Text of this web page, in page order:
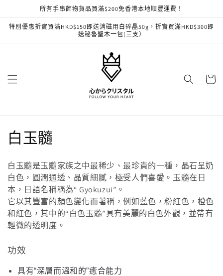
所有手串飾物貨品買滿$200免香港本地順豐運費！
特別優惠折實買滿HKD$150即送消磁用白碎晶50g，折實買滿HKD$300即
送秘魯聖木一包(三支）
物
商
品
系
列
:
白玉髓
白玉髓是玉髓家族之中最稀少、最珍貴的一種，晶石呈奶
白色，圓潤通透、晶質細膩，極受人們喜愛。玉髓在日
本，日語名稱稱為“ Gyokuzui”。
它以其豐富的顏色變化而著稱，例​​如藍色，粉紅色，橙色
和紅色，其中的“白色玉髓”具有美麗的白色外觀，並帶有
輕微的透明度。
功效
具有“深層而溫和的”癒合能力